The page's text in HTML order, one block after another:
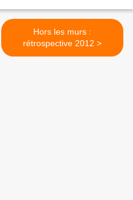
Hors les murs :
rétrospective 2012 >